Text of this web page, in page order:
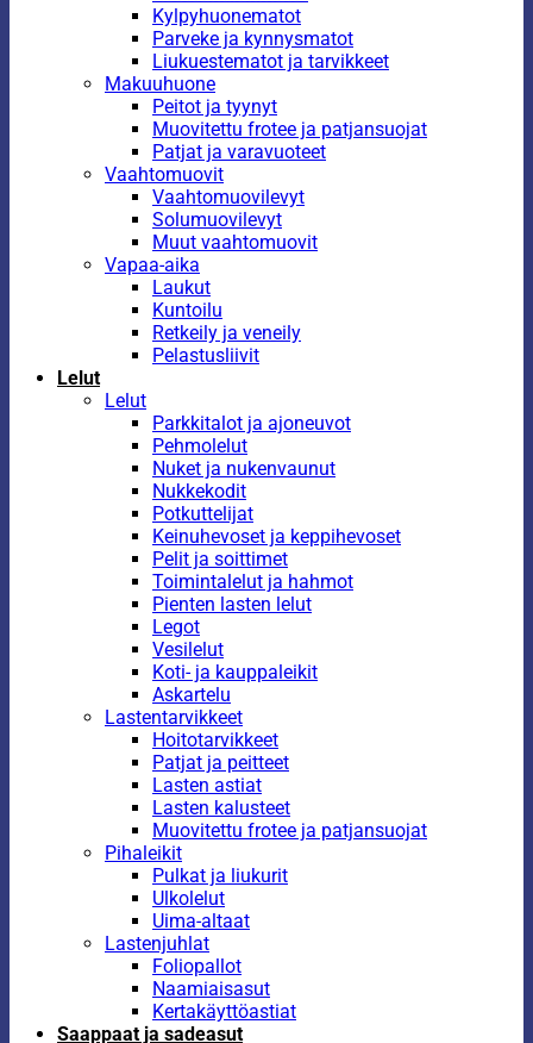
Kylpyhuonematot
Parveke ja kynnysmatot
Liukuestematot ja tarvikkeet
Makuuhuone
Peitot ja tyynyt
Muovitettu frotee ja patjansuojat
Patjat ja varavuoteet
Vaahtomuovit
Vaahtomuovilevyt
Solumuovilevyt
Muut vaahtomuovit
Vapaa-aika
Laukut
Kuntoilu
Retkeily ja veneily
Pelastusliivit
Lelut
Lelut
Parkkitalot ja ajoneuvot
Pehmolelut
Nuket ja nukenvaunut
Nukkekodit
Potkuttelijat
Keinuhevoset ja keppihevoset
Pelit ja soittimet
Toimintalelut ja hahmot
Pienten lasten lelut
Legot
Vesilelut
Koti- ja kauppaleikit
Askartelu
Lastentarvikkeet
Hoitotarvikkeet
Patjat ja peitteet
Lasten astiat
Lasten kalusteet
Muovitettu frotee ja patjansuojat
Pihaleikit
Pulkat ja liukurit
Ulkolelut
Uima-altaat
Lastenjuhlat
Foliopallot
Naamiaisasut
Kertakäyttöastiat
Saappaat ja sadeasut